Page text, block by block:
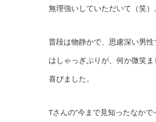
無理強いしていただいて（笑）
普段は物静かで、思慮深い男
はしゃっぎぷりが、何か微笑
喜びました。
Tさんの”今まで見知ったなか